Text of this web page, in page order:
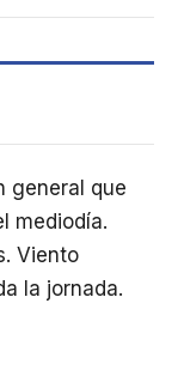
general que
mediodía.
Viento
la jornada.